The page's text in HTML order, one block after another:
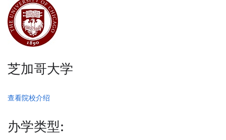
芝加哥大学
查看院校介绍
办学类型: